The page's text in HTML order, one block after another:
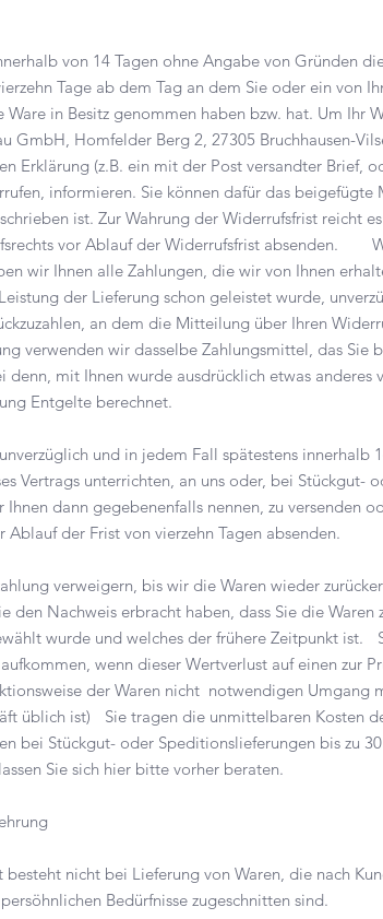
von 14 Tagen ohne Angabe von Gründen
Tage ab dem Tag an dem Sie oder ein von
in Besitz genommen haben bzw. hat. Um Ihr
GmbH, Homfelder Berg 2, 27305 Bruchhausen-
Erklärung (z.B. ein mit der Post versandter Brief,
informieren. Sie können dafür das beigefügte
ist. Zur Wahrung der Widerrufsfrist reicht
vor Ablauf der Widerrufsfrist absenden.
wir Ihnen alle Zahlungen, die wir von Ihnen
der Lieferung schon geleistet wurde,
an dem die Mitteilung über Ihren
verwenden wir dasselbe Zahlungsmittel, das Sie
denn, mit Ihnen wurde ausdrücklich etwas
Entgelte berechnet.
und in jedem Fall spätestens innerhalb
Vertrags unterrichten, an uns oder, bei Stückgut-
dann gegebenenfalls nennen, zu versenden
Ablauf der Frist von vierzehn Tagen absenden.
verweigern, bis wir die Waren wieder
den Nachweis erbracht haben, dass Sie die
wurde und welches der frühere Zeitpunkt ist.
wenn dieser Wertverlust auf einen zur
der Waren nicht notwendigen Umgang
üblich ist) Sie tragen die unmittelbaren Kosten
bei Stückgut- oder Speditionslieferungen bis zu
Sie sich hier bitte vorher beraten.
besteht nicht bei Lieferung von Waren, die nach
Bedürfnisse zugeschnitten sind.